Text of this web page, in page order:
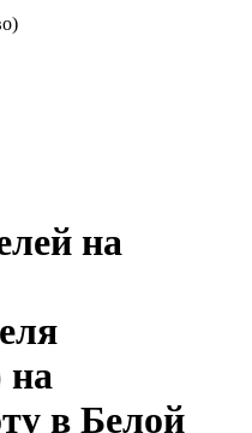
на
на
в Белой